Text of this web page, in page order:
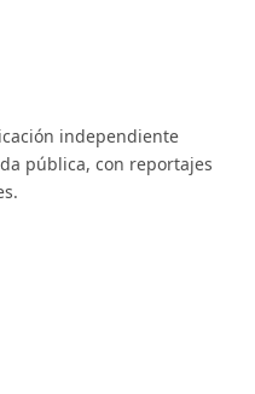
independiente
pública, con reportajes